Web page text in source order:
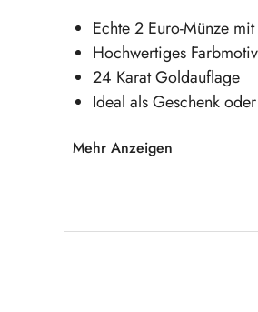
Echte 2 Euro-Münze
Hochwertiges Farbmotiv
24 Karat Goldauflage
Ideal als Geschenk
Sichern Sie sich noch
Mehr Anzeigen